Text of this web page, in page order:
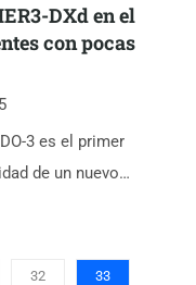
DXd en el
con pocas
3 es el primer
de un nuevo…
32
33